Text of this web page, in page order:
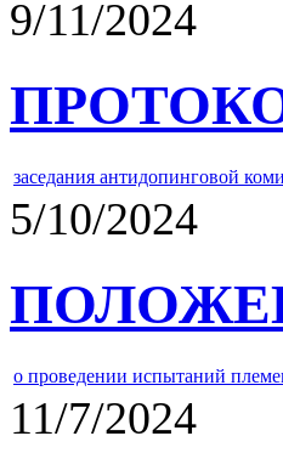
9/11/2024
заседания антидопинговой
5/10/2024
о проведении испытаний
11/7/2024